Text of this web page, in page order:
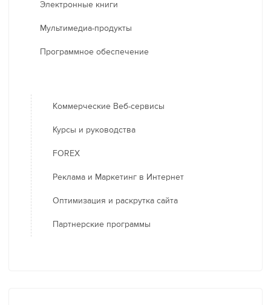
Электронные книги
Мультимедиа-продукты
Программное обеспечение
Коммерческие Веб-сервисы
Курсы и руководства
FOREX
Реклама и Маркетинг в Интернет
Оптимизация и раскрутка сайта
Партнерские программы